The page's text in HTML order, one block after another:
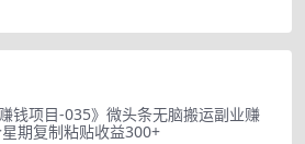
钱项目-035》微头条无脑搬运副业赚
期复制粘贴收益300+